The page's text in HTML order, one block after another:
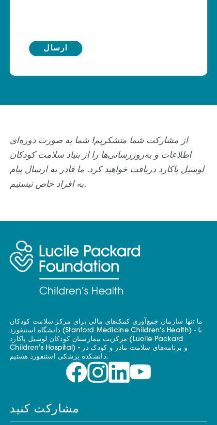
از مشارکت شما متشکریم! شما به صورت دوره‌ای
اطلاعات و به‌روزرسانی‌ها را از بنیاد سلامت کودکان
لوسیل پاکارد دریافت خواهید کرد. ما قادر به ارسال پیام
به افراد خاص نیستیم.
ما تنها سازمان جمع‌آوری کمک‌های مالی برای مرکز سلامت کودکان
دانشگاه استنفورد (Stanford Medicine Children's Health) - با
مرکزیت بیمارستان کودکان لوسیل پاکارد (Lucile Packard
Children's Hospital) - و برنامه‌های سلامت مادر و کودک در
دانشکده پزشکی استنفورد هستیم.
مشارکت کنید